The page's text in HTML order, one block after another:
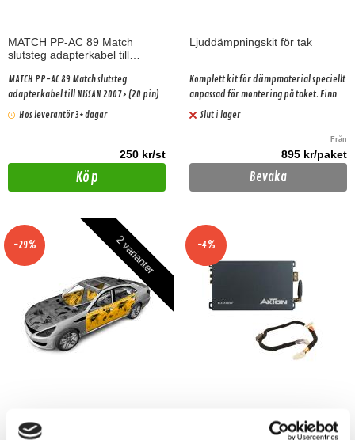
MATCH PP-AC 89 Match
slutsteg adapterkabel till
pin)
MATCH PP-AC 89 Match slutsteg
adapterkabel till NISSAN 2007> (20 pin)
Hos leverantör 3+ dagar
250 kr/st
Köp
Ljuddämpningskit för tak
Komplett kit för dämpmaterial speciellt
anpassad för montering på taket. Finns i
2 olika prisklasser.
Slut i lager
Från
895 kr/paket
Bevaka
2 varianter
-29% -4%
Axton DSP A594DSP-ISO12